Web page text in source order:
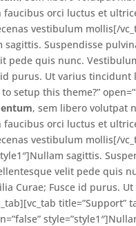
faucibus orci luctus et
vestibulum mollis[/
sagittis. Suspendisse
pede quis nunc.
purus. Ut varius
to setup this theme?”
, sem libero volutpat
faucibus orci luctus et
vestibulum mollis[/
sagittis.
velit pede quis
Curae; Fusce id purus.
title=”Support”